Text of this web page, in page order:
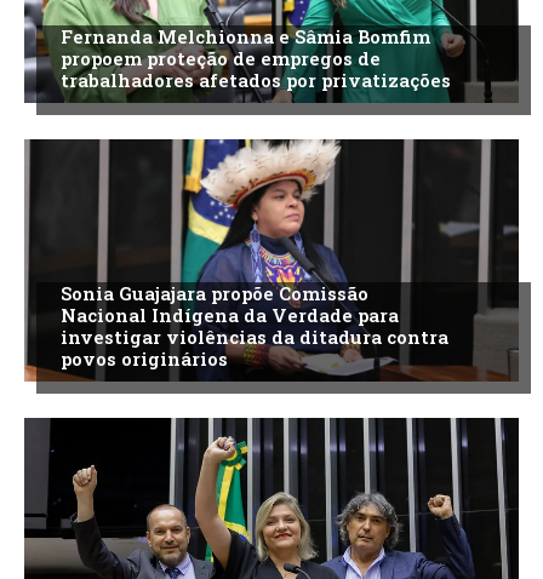
Fernanda Melchionna e Sâmia Bomfim
propoem proteção de empregos de
trabalhadores afetados por privatizações
Sonia Guajajara propõe Comissão
Nacional Indígena da Verdade para
investigar violências da ditadura contra
povos originários